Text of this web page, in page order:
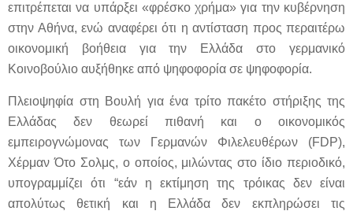
επιτρέπεται να υπάρξει «φρέσκο χρήμα» για την κυβέρνηση
στην Αθήνα, ενώ αναφέρει ότι η αντίσταση προς περαιτέρω
οικονομική βοήθεια για την Ελλάδα στο γερμανικό
Κοινοβούλιο αυξήθηκε από ψηφοφορία σε ψηφοφορία.
Πλειοψηφία στη Βουλή για ένα τρίτο πακέτο στήριξης της
Ελλάδας δεν θεωρεί πιθανή και ο οικονομικός
εμπειρογνώμονας των Γερμανών Φιλελευθέρων (FDP),
Χέρμαν Ότο Σολμς, ο οποίος, μιλώντας στο ίδιο περιοδικό,
υπογραμμίζει ότι “εάν η εκτίμηση της τρόικας δεν είναι
απολύτως θετική και η Ελλάδα δεν εκπληρώσει τις